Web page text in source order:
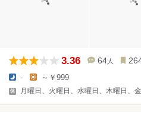
3.36 64 人
- ～￥999
月曜日、火曜日、水曜日、木曜日、